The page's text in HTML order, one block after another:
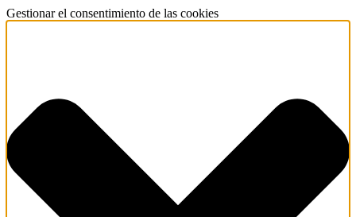
Gestionar el consentimiento de las cookies